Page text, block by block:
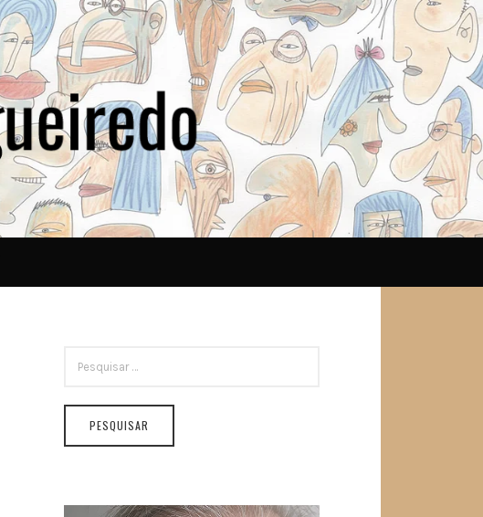
POR: